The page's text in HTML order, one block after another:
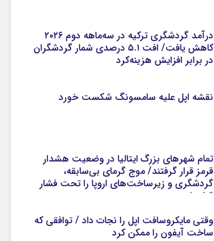
درآمد گردشگری ترکیه در سه‌ماهه دوم ۲۰۲۶
کاهش یافت/ افت ۵.۱ درصدی شمار گردشگران
در برابر افزایش هزینه‌کرد
نقشه اپل علیه سامسونگ شکست خورد
تمام شهرهای بزرگ ایتالیا در وضعیت هشدار
قرمز قرار گرفتند/ موج گرمای بی‌سابقه،
گردشگری و زیرساخت‌های اروپا را تحت فشار
قرار داد
وقتی مایکروسافت اپل را نجات داد / توافقی که
ساخت آیفون را ممکن کرد